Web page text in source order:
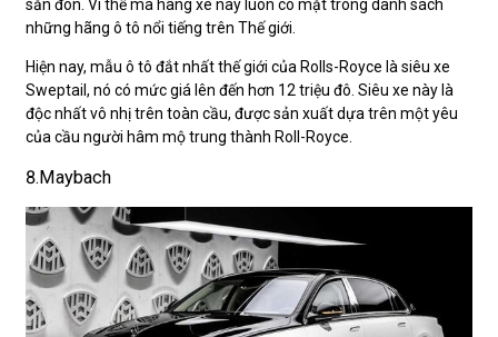
săn đón. Vì thế mà hãng xe này luôn có mặt trong danh sách
những hãng ô tô nổi tiếng trên Thế giới.
Hiện nay, mẫu ô tô đắt nhất thế giới của Rolls-Royce là siêu xe
Sweptail, nó có mức giá lên đến hơn 12 triệu đô. Siêu xe này là
độc nhất vô nhị trên toàn cầu, được sản xuất dựa trên một yêu
của cầu người hâm mộ trung thành Roll-Royce.
8.Maybach